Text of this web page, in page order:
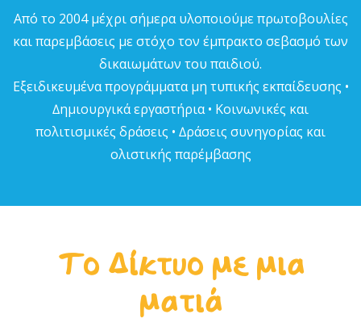
Από το 2004 µέχρι σήµερα υλοποιούµε πρωτοβουλίες
και παρεµβάσεις µε στόχο τον έµπρακτο σεβασµό των
δικαιωµάτων του παιδιού.
Εξειδικευµένα προγράµµατα µη τυπικής εκπαίδευσης •
∆ηµιουργικά εργαστήρια • Κοινωνικές και
πολιτισµικές δράσεις • ∆ράσεις συνηγορίας και
ολιστικής παρέµβασης
Το Δίκτυο με μια
ματιά